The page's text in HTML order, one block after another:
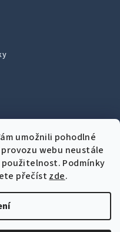
umožnili pohodlné
webu neustále
použitelnost. Podmínky
přečíst zde.